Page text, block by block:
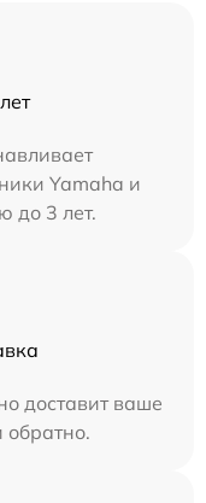
Yamaha и
до 3 лет.
доставит ваше
обратно.